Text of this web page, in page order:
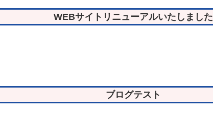
WEBサイトリニューアルいたしました
ブログテスト